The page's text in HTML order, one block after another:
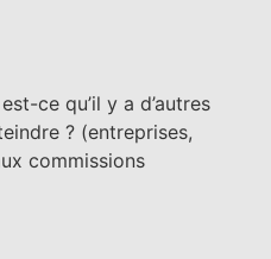
ce qu’il y a d’autres
? (entreprises,
commissions